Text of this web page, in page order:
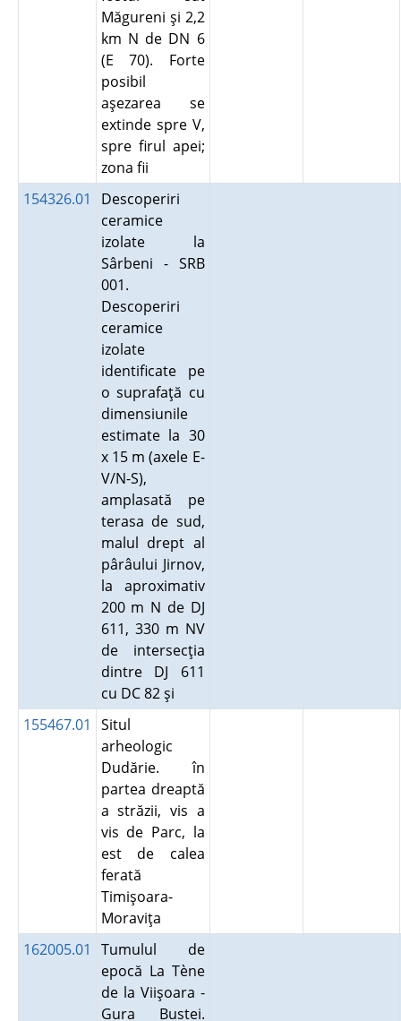
Măgureni şi 2,2
km N de DN 6
(E 70). Forte
posibil
aşezarea se
extinde spre V,
spre firul apei;
zona fii
154326.01
Descoperiri
ceramice
izolate la
Sârbeni - SRB
001.
Descoperiri
ceramice
izolate
identificate pe
o suprafaţă cu
dimensiunile
estimate la 30
x 15 m (axele E-
V/N-S),
amplasată pe
terasa de sud,
malul drept al
pârâului Jirnov,
la aproximativ
200 m N de DJ
611, 330 m NV
de intersecţia
dintre DJ 611
cu DC 82 şi
155467.01
Situl
arheologic
Dudărie. în
partea dreaptă
a străzii, vis a
vis de Parc, la
est de calea
ferată
Timişoara-
Moraviţa
162005.01
Tumulul de
epocă La Tène
de la Viişoara -
Gura Bustei.